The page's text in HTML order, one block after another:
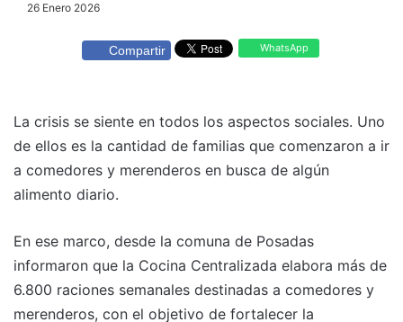
26 Enero 2026
Compartir WhatsApp
La crisis se siente en todos los aspectos sociales. Uno
de ellos es la cantidad de familias que comenzaron a ir
a comedores y merenderos en busca de algún
alimento diario.
En ese marco, desde la comuna de Posadas
informaron que la Cocina Centralizada elabora más de
6.800 raciones semanales destinadas a comedores y
merenderos, con el objetivo de fortalecer la